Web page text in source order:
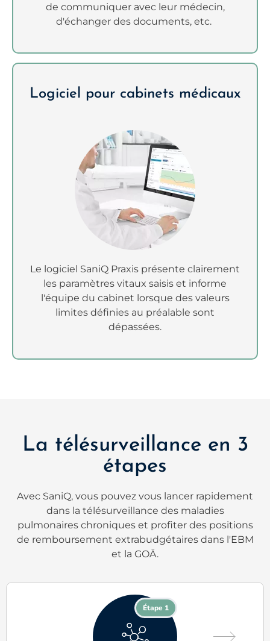
de communiquer avec leur médecin,
d'échanger des documents, etc.
Logiciel pour cabinets médicaux
Le logiciel SaniQ Praxis présente clairement
les paramètres vitaux saisis et informe
l'équipe du cabinet lorsque des valeurs
limites définies au préalable sont
dépassées.
La télésurveillance en 3
étapes
Avec SaniQ, vous pouvez vous lancer rapidement
dans la télésurveillance des maladies
pulmonaires chroniques et profiter des positions
de remboursement extrabudgétaires dans l'EBM
et la GOÄ.
Étape 1